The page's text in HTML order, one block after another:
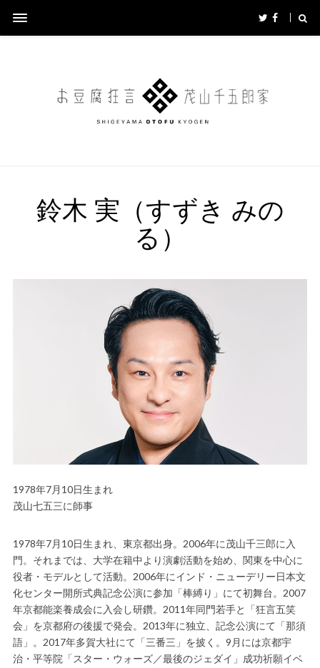
鈴木 実（すずき みの
る）
1978年7月10日生まれ
茂山七五三に師事
1978年7月10日生まれ、東京都出身。2006年に茂山千三郎に入
門。それまでは、大学在籍中より演劇活動を始め、関東を中心に
役者・モデルとして活動。2006年にインド・ニューデリー日本文
化センター開所式典記念公演に参加「棒縛り」にて初舞台。2007
年京都能楽養成会に入会し研鑽。2011年同門若手と「狂言五笑
会」を京都府の後援で発会。2013年に独立、記念公演にて「那須
語」。2017年多賀大社にて「三番三」を披く。9月には京都宇
治・平等院「スター・ウォーズ／最後のジェダイ」成功祈願イベ